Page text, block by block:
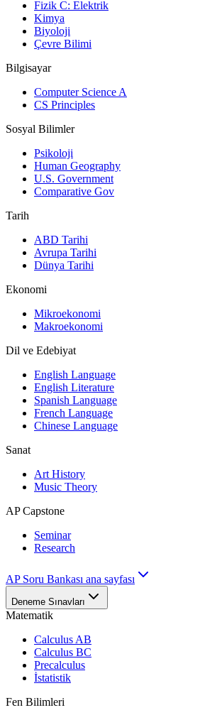
Fizik C: Elektrik
Kimya
Biyoloji
Çevre Bilimi
Bilgisayar
Computer Science A
CS Principles
Sosyal Bilimler
Psikoloji
Human Geography
U.S. Government
Comparative Gov
Tarih
ABD Tarihi
Avrupa Tarihi
Dünya Tarihi
Ekonomi
Mikroekonomi
Makroekonomi
Dil ve Edebiyat
English Language
English Literature
Spanish Language
French Language
Chinese Language
Sanat
Art History
Music Theory
AP Capstone
Seminar
Research
AP Soru Bankası ana sayfası
Deneme Sınavları
Matematik
Calculus AB
Calculus BC
Precalculus
İstatistik
Fen Bilimleri